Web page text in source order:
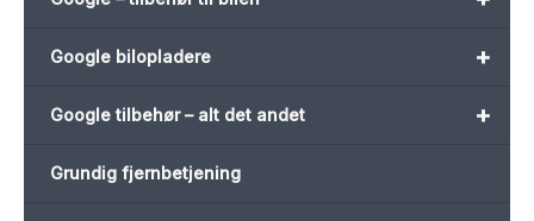
+
Google bilopladere
+
Google tilbehør – alt det andet
Grundig fjernbetjening